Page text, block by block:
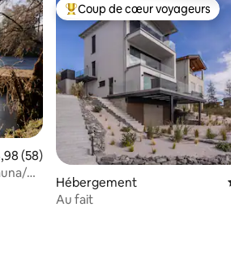
moyenne sur la base de 58
(58)
Coups de cœur voyageurs les
Coup de cœur voyageurs
Hébergement
Au fait